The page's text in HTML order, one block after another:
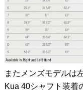
またメンズモデルは
Kua 40シャフト装着